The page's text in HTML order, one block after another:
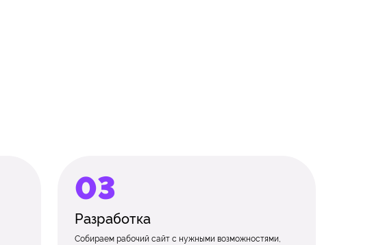
Разработка
Собираем рабочий сайт с нужными возможностями,